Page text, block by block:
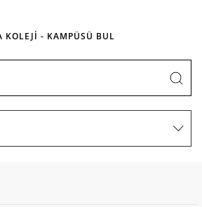
KOLEJİ - KAMPÜSÜ BUL